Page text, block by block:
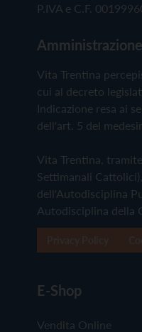
P.IVA e C.F.
Vita Trentina
cui al decreto
Indicazione resa ai
dell'art. 5 del
Vita Trentina,
Settimanali
dell'Autodisciplina
Autodisciplina della
E-Shop
Vendita Online